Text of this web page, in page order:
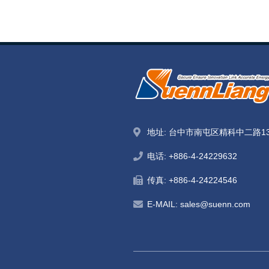
地址: 台中市南屯区精科中二路
电话: +886-4-24229632
传真: +886-4-24224546
E-MAIL: sales@suenn.com